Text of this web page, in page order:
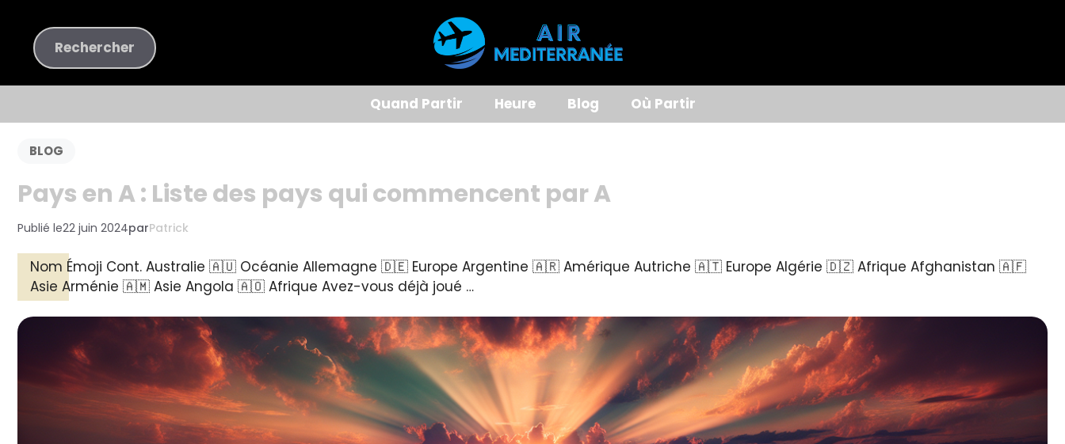
contenu
Rechercher
Rechercher
Quand Partir Heure Blog Où Partir
BLOG
Pays en A : Liste des pays qui commencent par A
Publié le22 juin 2024parPatrick
Nom Émoji Cont. Australie 🇦🇺 Océanie Allemagne 🇩🇪 Europe Argentine 🇦🇷 Amérique Autriche 🇦🇹 Europe Algérie 🇩🇿 Afrique Afghanistan 🇦🇫
Asie Arménie 🇦🇲 Asie Angola 🇦🇴 Afrique Avez-vous déjà joué …